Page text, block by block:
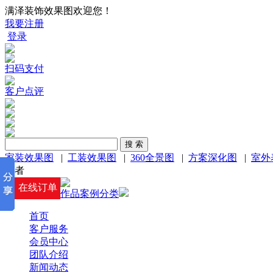
满泽装饰效果图欢迎您！
我要注册
登录
扫码支付
客户点评
家装效果图 | 工装效果图 | 360全景图 | 方案深化图 | 室外
或者
在线订单
作品案例分类
首页
客户服务
会员中心
团队介绍
新闻动态